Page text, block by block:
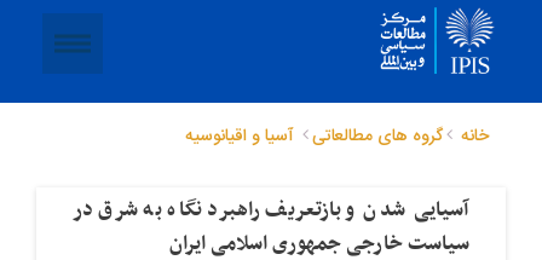
خانه گروه های مطالعاتی آسیا و اقیانوسیه
آسیایی‌ شدن و بازتعریف راهبرد نگاه به شرق در
سیاست خارجی جمهوری اسلامی ایران